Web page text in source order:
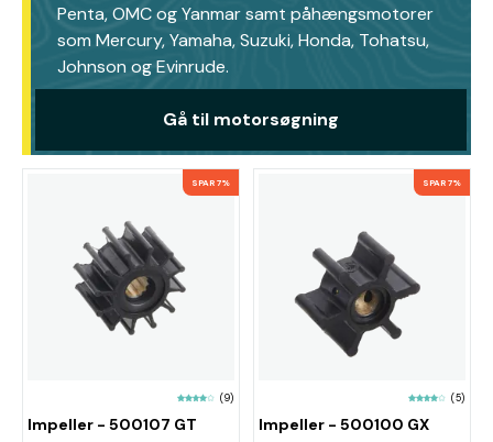
Penta, OMC og Yanmar samt påhængsmotorer
som Mercury, Yamaha, Suzuki, Honda, Tohatsu,
Johnson og Evinrude.
Gå til motorsøgning
SPAR 7%
(9)
Impeller - 500107 GT
SPAR 7%
(5)
Impeller - 500100 GX